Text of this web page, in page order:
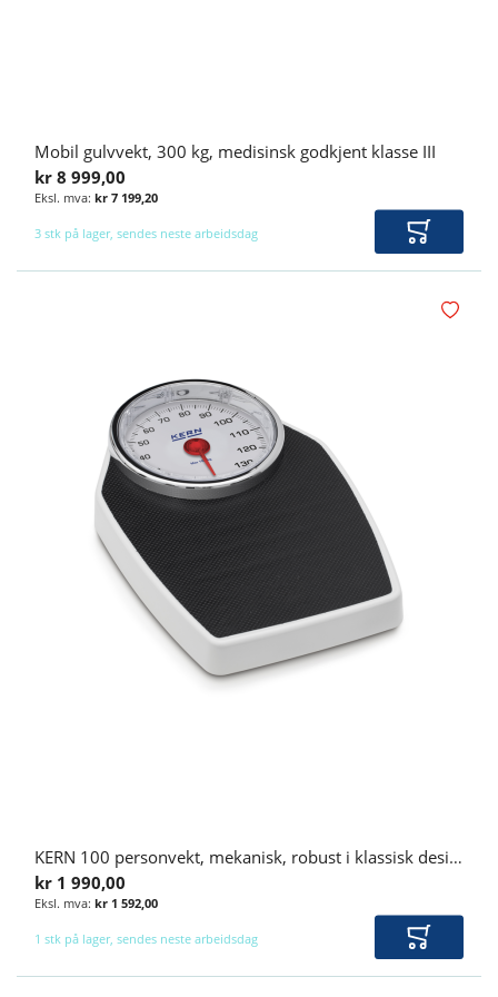
Mobil gulvvekt, 300 kg, medisinsk godkjent klasse III
kr 8 999,00
kr 7 199,20
3 stk på lager, sendes neste arbeidsdag Legg i
KERN 100 personvekt, mekanisk, robust i klassisk design, 150 kg
kr 1 990,00
kr 1 592,00
1 stk på lager, sendes neste arbeidsdag Legg i
Legg i